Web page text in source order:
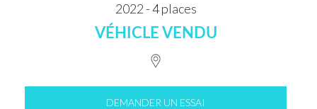
2022 - 4 places
VÉHICLE VENDU
DEMANDER UN ESSAI